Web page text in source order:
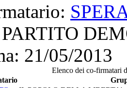
PARTITO
21/05/2013
Elenco dei co-firmatari